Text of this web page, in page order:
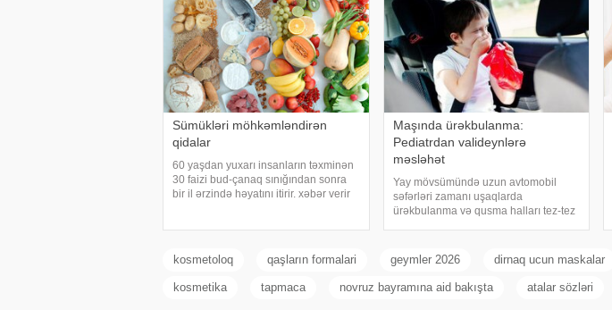
Sümükləri möhkəmləndirən
qidalar
60 yaşdan yuxarı insanların təxminən
30 faizi bud-çanaq sınığından sonra
bir il ərzində həyatını itirir. xəbər verir
Maşında ürəkbulanma:
Pediatrdan valideynlərə
məsləhət
Yay mövsümündə uzun avtomobil
səfərləri zamanı uşaqlarda
ürəkbulanma və qusma halları tez-tez
gözlərdən və bədənin hərəkətindən
gələn siqnallar arasındakı
uyğunsuzluqda
kosmetoloq qaşların formalari geymler 2026 dirnaq ucun maskalar
kosmetika tapmaca novruz bayramına aid bakışta atalar sözləri